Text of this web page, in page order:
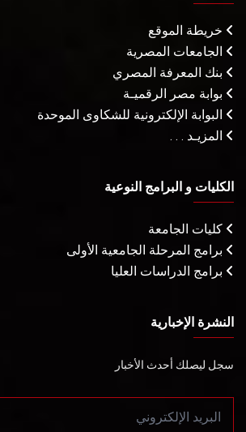
خريطة الموقع
الجامعات المصرية
بنك المعرفة المصري
بوابة مصر الرقميـة
البوابة الإلكترونية للشكاوى الموحدة
المزيـد . . .
الكليات و البرامج النوعية
كليات الجامعة
برامج المرحلة الجامعية الأولى
برامج الدراسات العليا
النشرة الإخبارية
سجل ليصلك أحدث الأخبار